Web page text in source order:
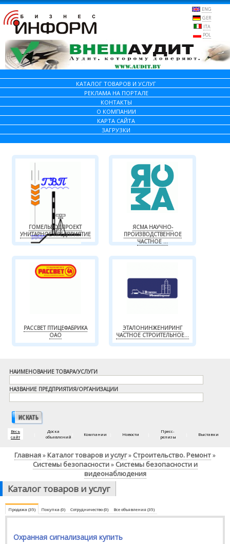
ENG
GER
ITA
POL
КАТАЛОГ ТОВАРОВ И УСЛУГ
РЕКЛАМА НА ПОРТАЛЕ
КОНТАКТЫ
О КОМПАНИИ
КАРТА САЙТА
ЗАГРУЗКИ
ГОМЕЛЬВОДПРОЕКТ
УНИТАРНОЕ ПРЕДПРИЯТИЕ
ЯСМА НАУЧНО-
ПРОИЗВОДСТВЕННОЕ
ЧАСТНОЕ ...
РАССВЕТ ПТИЦЕФАБРИКА
ОАО
ЭТАЛОНИНЖЕНИРИНГ
ЧАСТНОЕ СТРОИТЕЛЬНОЕ...
НАИМЕНОВАНИЕ ТОВАРА/УСЛУГИ
НАЗВАНИЕ ПРЕДПРИЯТИЯ/ОРГАНИЗАЦИИ
Весь
сайт
Доска
объявлений
Компании Новости
Пресс-
релизы
Выставки
Главная» Каталог товаров и услуг» Строительство. Ремонт»
Системы безопасности» Системы безопасности и
видеонаблюдения
Каталог товаров и услуг
Продажа (35) Покупка (0) Сотрудничество (0) Все объявления (35)
Охранная сигнализация купить